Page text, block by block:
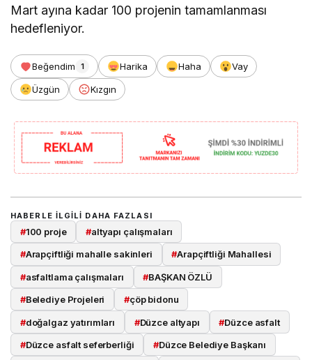
Mart ayına kadar 100 projenin tamamlanması
hedefleniyor.
Beğendim 1 Harika Haha Vay
Üzgün Kızgın
HABERLE ILGILI DAHA FAZLASI
#100 proje #altyapı çalışmaları
#Arapçiftliği mahalle sakinleri #Arapçiftliği Mahallesi
#asfaltlama çalışmaları #BAŞKAN ÖZLÜ
#Belediye Projeleri #çöp bidonu
#doğalgaz yatırımları #Düzce altyapı #Düzce asfalt
#Düzce asfalt seferberliği #Düzce Belediye Başkanı